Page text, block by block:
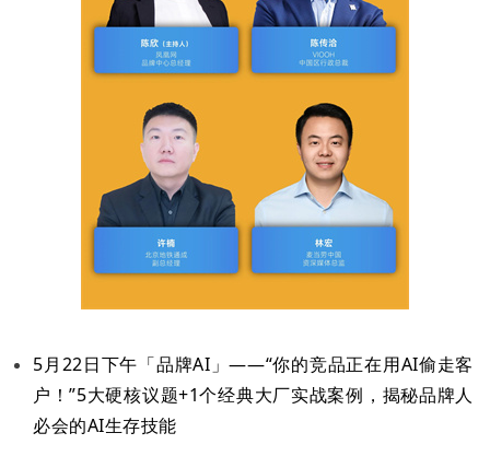
5月22日下午「品牌AI」——“你的竞品正在用AI偷走客
户！”5大硬核议题+1个经典大厂实战案例，揭秘品牌人
必会的AI生存技能